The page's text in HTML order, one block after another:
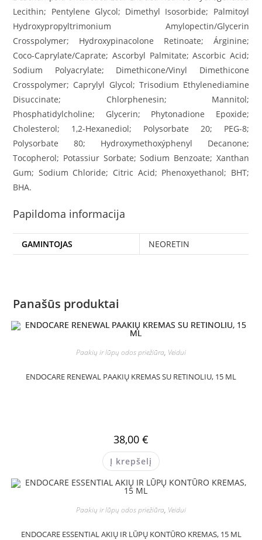
Lecithin; Pentylene Glycol; Dimethyl Isosorbide; Palmitoyl
Hydroxypropyltrimonium Amylopectin/Glycerin
Crosspolymer; Hydroxypinacolone Retinoate; Árginine;
Coco-Caprylate/Caprate; Ascorbyl Palmitate; Ascorbic Acid;
Sodium Polyacrylate; Dimethicone/Vinyl Dimethicone
Crosspolymer; Caprylyl Glycol; Trisodium Ethylenediamine
Disuccinate; Chlorphenesin; Mannitol;
Phosphatidylcholine; Glycerin; Phytonadione Epoxide;
Cholesterol; 1,2-Hexanediol; Polysorbate 20; PEG-8;
Polysorbate 80; Hydroxymethoxýphenyl Decanone;
Tocopherol; Potassiur Sorbate; Sodium Benzoate; Xanthan
Gum; Sodium Chloride; Citric Acid; Phenoxyethanol; BHT;
BHA.
Papildoma informacija
GAMINTOJAS NEORETIN
Panašūs produktai
Paakių ir lūpų odos priežiūra, Veidui
ENDOCARE RENEWAL PAAKIŲ KREMAS SU RETINOLIU, 15 ML
38,00 €
Į krepšelį
Paakių ir lūpų odos priežiūra, Veidui
ENDOCARE ESSENTIAL AKIŲ IR LŪPŲ KONTŪRO KREMAS, 15 ML